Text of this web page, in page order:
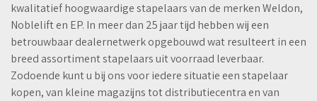
kwalitatief hoogwaardige stapelaars van de merken Weldon,
Noblelift en EP. In meer dan 25 jaar tijd hebben wij een
betrouwbaar dealernetwerk opgebouwd wat resulteert in een
breed assortiment stapelaars uit voorraad leverbaar.
Zodoende kunt u bij ons voor iedere situatie een stapelaar
kopen, van kleine magazijns tot distributiecentra en van